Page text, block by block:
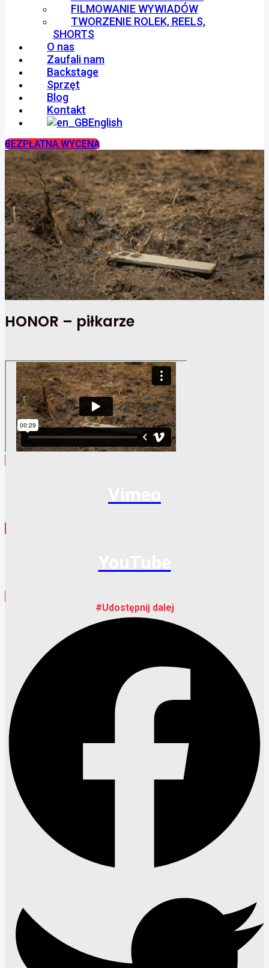
FILMOWANIE WYWIADÓW
TWORZENIE ROLEK, REELS,
SHORTS
O nas
Zaufali nam
Backstage
Sprzęt
Blog
Kontakt
English
BEZPŁATNA WYCENA
HONOR – piłkarze
#Udostępnij dalej